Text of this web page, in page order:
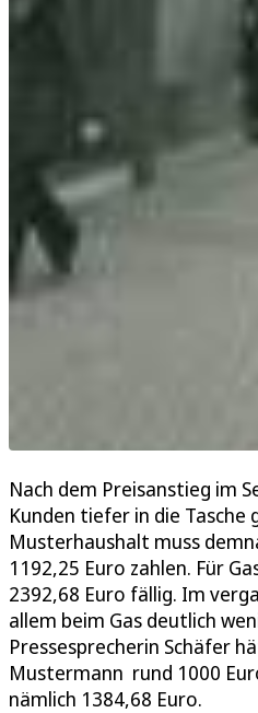
Nach dem Preisanstieg im
Kunden tiefer in die
Musterhaushalt muss
1192,25 Euro zahlen. Für
2392,68 Euro fällig. Im
allem beim Gas deutlich
Pressesprecherin Schäfer
Mustermann rund 1000
nämlich 1384,68 Euro.